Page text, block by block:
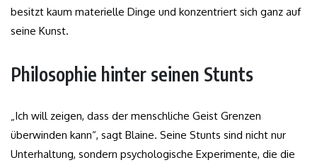
besitzt kaum materielle Dinge und konzentriert sich ganz auf
seine Kunst.
Philosophie hinter seinen Stunts
„Ich will zeigen, dass der menschliche Geist Grenzen
überwinden kann“, sagt Blaine. Seine Stunts sind nicht nur
Unterhaltung, sondern psychologische Experimente, die die